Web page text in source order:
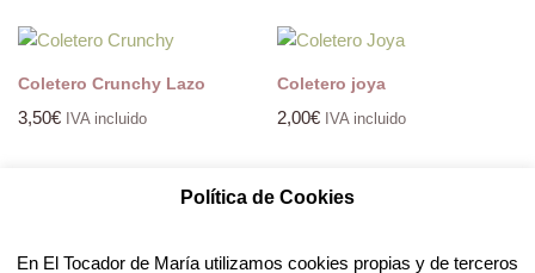
Coletero Crunchy Lazo
3,50€ IVA incluido
Coletero joya
2,00€ IVA incluido
Política de Cookies
En El Tocador de María utilizamos cookies propias y de terceros